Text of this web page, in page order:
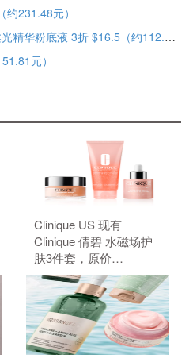
231.48元）
Estee Lauder 雅诗兰黛 沁水柔光精华粉底液 3折 $16.5（约112.49元）
元）
Clinique US 现有
Clinique 倩碧 水磁场护
肤3件套，原价
$109.00，现特价
$91.00（约615.66
元）。 无需使用优惠
码。